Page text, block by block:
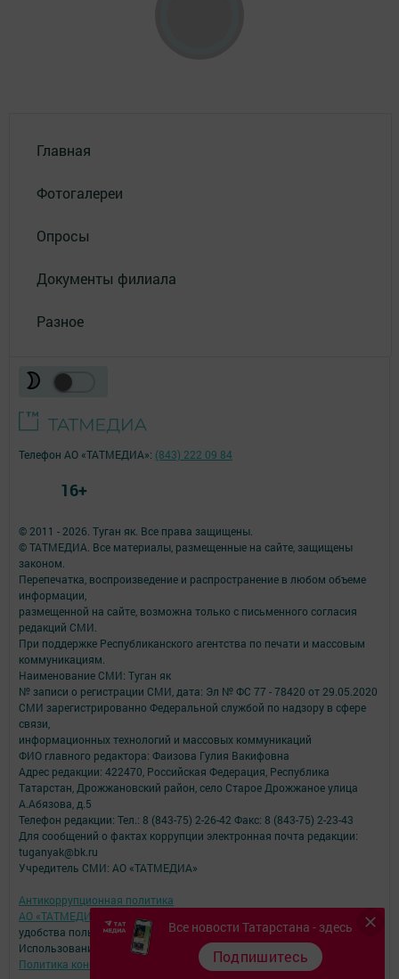
Главная
Фотогалереи
Опросы
Документы филиала
Разное
Все новости Татарстана - здесь
Подпишитесь
© 2011 - 2026. Туган як. Все права защищены.
© ТАТМЕДИА. Все материалы, размещенные на сайте, защищены
законом.
Перепечатка, воспроизведение и распространение в любом объеме
информации,
размещенной на сайте, возможна только с письменного согласия
редакций СМИ.
При поддержке Республиканского агентства по печати и массовым
коммуникациям.
Наименование СМИ: Туган як
№ записи о регистрации СМИ, дата: Эл № ФС 77 - 78420 от 29.05.2020
СМИ зарегистрированно Федеральной службой по надзору в сфере
связи,
информационных технологий и массовых коммуникаций
ФИО главного редактора: Фаизова Гулия Вакифовна
Адрес редакции: 422470, Российская Федерация, Республика
Татарстан, Дрожжановский район, село Старое Дрожжаное улица
А.Абязова, д.5
Телефон редакции: Тел.: 8 (843-75) 2-26-42 Факс: 8 (843-75) 2-23-43
Для сообщений о фактах коррупции электронная почта редакции:
tuganyak@bk.ru
Учредитель СМИ: АО «ТАТМЕДИА»
Антикоррупционная политика
АО «ТАТМЕДИА» использует «cookie»
для персонализации сервисов и
удобства пользователей сайтом.
Использование «cookie» можно отменить в настройках браузера.
Политика конфиденциальности
Телефон АО «ТАТМЕДИА»: (843) 222 09 84
16+